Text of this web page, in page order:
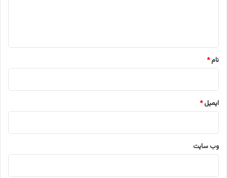
نام*
ایمیل*
وب‌ سایت